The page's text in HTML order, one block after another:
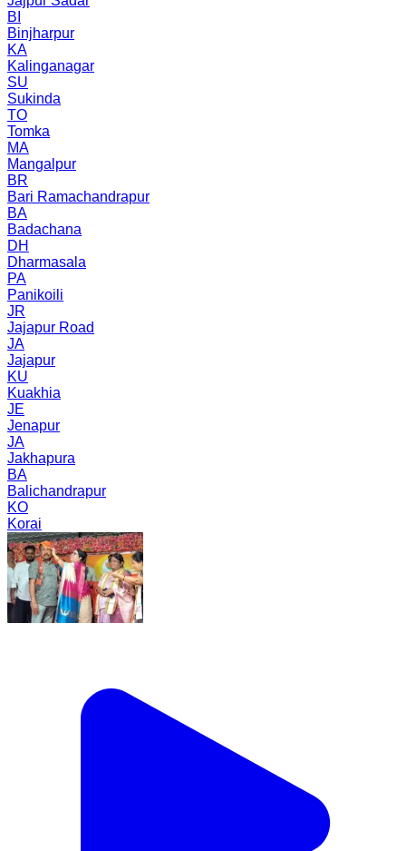
BI
Binjharpur
KA
Kalinganagar
SU
Sukinda
TO
Tomka
MA
Mangalpur
BR
Bari Ramachandrapur
BA
Badachana
DH
Dharmasala
PA
Panikoili
JR
Jajapur Road
JA
Jajapur
KU
Kuakhia
JE
Jenapur
JA
Jakhapura
BA
Balichandrapur
KO
Korai